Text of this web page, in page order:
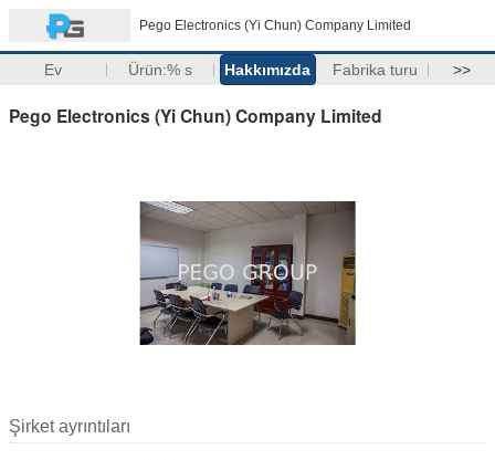
Pego Electronics (Yi Chun) Company Limited
Ev Ürün:% s Hakkımızda Fabrika turu >>
Pego Electronics (Yi Chun) Company Limited
Şirket ayrıntıları